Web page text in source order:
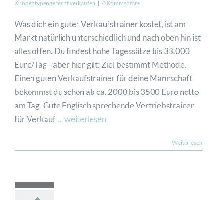
JETZT ANFRAGEN
Kundentypengerecht verkaufen | 0 Kommentare
Was dich ein guter Verkaufstrainer kostet, ist am
Markt natürlich unterschiedlich und nach oben hin ist
alles offen. Du findest hohe Tagessätze bis 33.000
Euro/Tag - aber hier gilt: Ziel bestimmt Methode.
Einen guten Verkaufstrainer für deine Mannschaft
bekommst du schon ab ca. 2000 bis 3500 Euro netto
am Tag. Gute Englisch sprechende Vertriebstrainer
für Verkauf... weiterlesen
Weiterlesen